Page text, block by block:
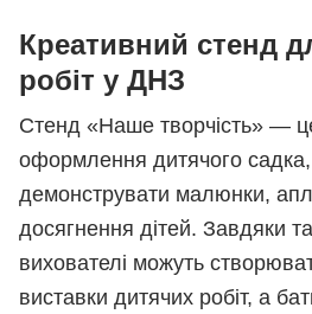
Креативний стенд
робіт у ДНЗ
Стенд «Наше творчість» —
оформлення дитячого
демонструвати малюнки,
досягнення дітей. Завдяки
вихователі можуть
виставки дитячих робіт, а